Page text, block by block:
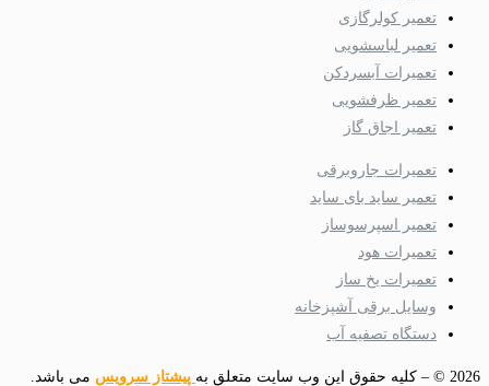
تعمیر کولرگازی
تعمیر لباسشویی
تعمیرات آبسردکن
تعمیر ظرفشویی
تعمیر اجاق گاز
تعمیرات جاروبرقی
تعمیر ساید بای ساید
تعمیر اسپرسوساز
تعمیرات هود
تعمیرات یخ ساز
وسایل برقی آشپزخانه
دستگاه تصفیه آب
2026 © – کلیه حقوق این وب سایت متعلق به پیشتاز سرویس می باشد.